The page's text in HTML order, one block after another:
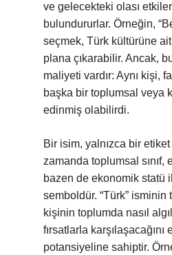
ve gelecekteki olası
bulundururlar. Örneğin,
seçmek, Türk kültürüne
plana çıkarabilir. Ancak,
maliyeti vardır: Aynı kişi,
başka bir toplumsal veya
edinmiş olabilirdi.
Bir isim, yalnızca bir etiket
zamanda toplumsal sınıf,
bazen de ekonomik statü
semboldür. “Türk” isminin
kişinin toplumda nasıl
fırsatlarla karşılaşacağını
potansiyeline sahiptir.